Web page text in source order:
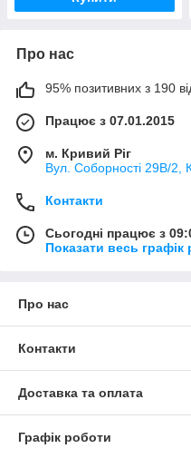
Про нас
95% позитивних з 190
Працює з 07.01.2015
м. Кривий Ріг
Вул. Соборності 29В/2,
Контакти
Сьогодні працює з
Показати весь графік
Про нас
Контакти
Доставка та оплата
Графік роботи